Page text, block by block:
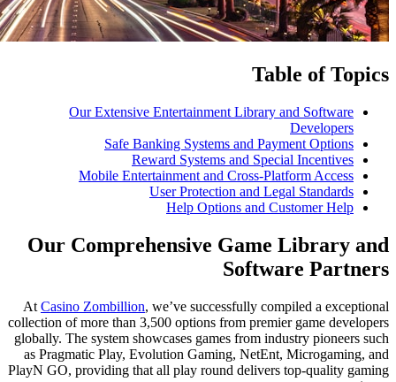
Our Extensive
Safe Banking
Reward
Mobile Entertainment
User
Help
Our
AtCasino Zombillion , we’ve
collection of more than 3,500
globally. The system showcases
as Pragmatic Play, Evolution
PlayN GO, providing that all play